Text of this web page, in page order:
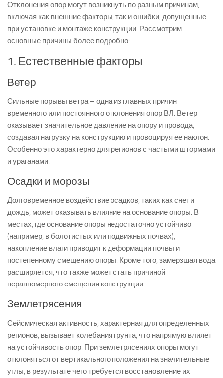
Отклонения опор могут возникнуть по разным причинам,
включая как внешние факторы, так и ошибки, допущенные
при установке и монтаже конструкции. Рассмотрим
основные причины более подробно:
1. Естественные факторы
Ветер
Сильные порывы ветра – одна из главных причин
временного или постоянного отклонения опор ВЛ. Ветер
оказывает значительное давление на опору и провода,
создавая нагрузку на конструкцию и провоцируя ее наклон.
Особенно это характерно для регионов с частыми штормами
и ураганами.
Осадки и морозы
Долговременное воздействие осадков, таких как снег и
дождь, может оказывать влияние на основание опоры. В
местах, где основание опоры недостаточно устойчиво
(например, в болотистых или подвижных почвах),
накопление влаги приводит к деформации почвы и
постепенному смещению опоры. Кроме того, замерзшая вода
расширяется, что также может стать причиной
неравномерного смещения конструкции.
Землетрясения
Сейсмическая активность, характерная для определенных
регионов, вызывает колебания грунта, что напрямую влияет
на устойчивость опор. При землетрясениях опоры могут
отклоняться от вертикального положения на значительные
углы, в результате чего требуется восстановление их